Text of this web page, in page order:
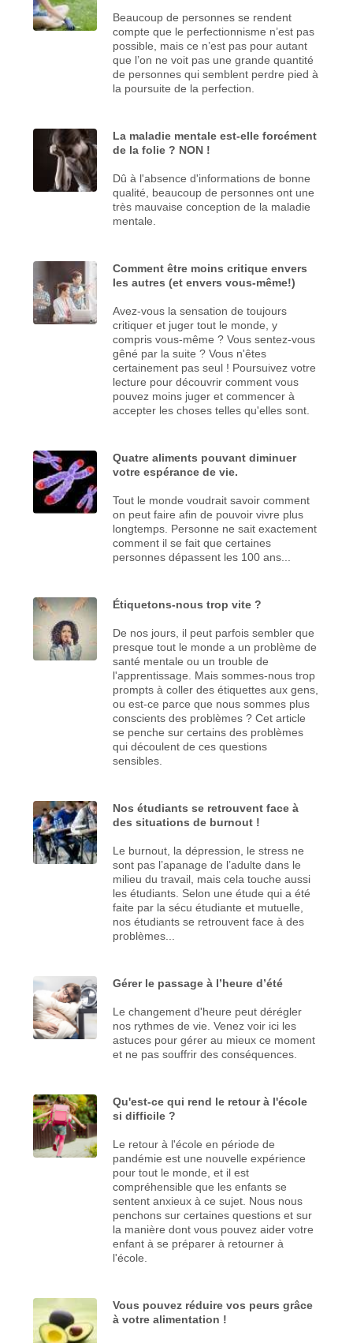
Beaucoup de personnes se rendent
compte que le perfectionnisme n’est pas
possible, mais ce n’est pas pour autant
que l’on ne voit pas une grande quantité
de personnes qui semblent perdre pied à
la poursuite de la perfection.
La maladie mentale est-elle forcément
de la folie ? NON !
Dû à l'absence d'informations de bonne
qualité, beaucoup de personnes ont une
très mauvaise conception de la maladie
mentale.
Comment être moins critique envers
les autres (et envers vous-même!)
Avez-vous la sensation de toujours
critiquer et juger tout le monde, y
compris vous-même ? Vous sentez-vous
gêné par la suite ? Vous n'êtes
certainement pas seul ! Poursuivez votre
lecture pour découvrir comment vous
pouvez moins juger et commencer à
accepter les choses telles qu'elles sont.
Quatre aliments pouvant diminuer
votre espérance de vie.
Tout le monde voudrait savoir comment
on peut faire afin de pouvoir vivre plus
longtemps. Personne ne sait exactement
comment il se fait que certaines
personnes dépassent les 100 ans...
Étiquetons-nous trop vite ?
De nos jours, il peut parfois sembler que
presque tout le monde a un problème de
santé mentale ou un trouble de
l'apprentissage. Mais sommes-nous trop
prompts à coller des étiquettes aux gens,
ou est-ce parce que nous sommes plus
conscients des problèmes ? Cet article
se penche sur certains des problèmes
qui découlent de ces questions
sensibles.
Nos étudiants se retrouvent face à
des situations de burnout !
Le burnout, la dépression, le stress ne
sont pas l’apanage de l’adulte dans le
milieu du travail, mais cela touche aussi
les étudiants. Selon une étude qui a été
faite par la sécu étudiante et mutuelle,
nos étudiants se retrouvent face à des
problèmes...
Gérer le passage à l’heure d’été
Le changement d'heure peut dérégler
nos rythmes de vie. Venez voir ici les
astuces pour gérer au mieux ce moment
et ne pas souffrir des conséquences.
Qu'est-ce qui rend le retour à l'école
si difficile ?
Le retour à l'école en période de
pandémie est une nouvelle expérience
pour tout le monde, et il est
compréhensible que les enfants se
sentent anxieux à ce sujet. Nous nous
penchons sur certaines questions et sur
la manière dont vous pouvez aider votre
enfant à se préparer à retourner à
l'école.
Vous pouvez réduire vos peurs grâce
à votre alimentation !